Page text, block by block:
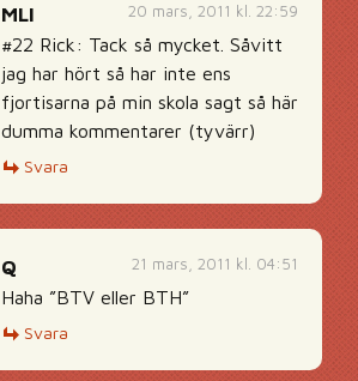
20 mars, 2011 kl. 22:59
MLI
#22 Rick: Tack så mycket. Såvitt
jag har hört så har inte ens
fjortisarna på min skola sagt så här
dumma kommentarer (tyvärr)
Svara
21 mars, 2011 kl. 04:51
Q
Haha ”BTV eller BTH”
Svara